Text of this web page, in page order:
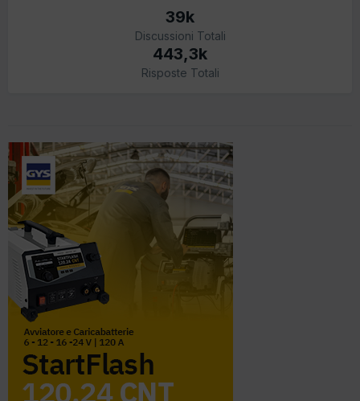
39k
Discussioni Totali
443,3k
Risposte Totali